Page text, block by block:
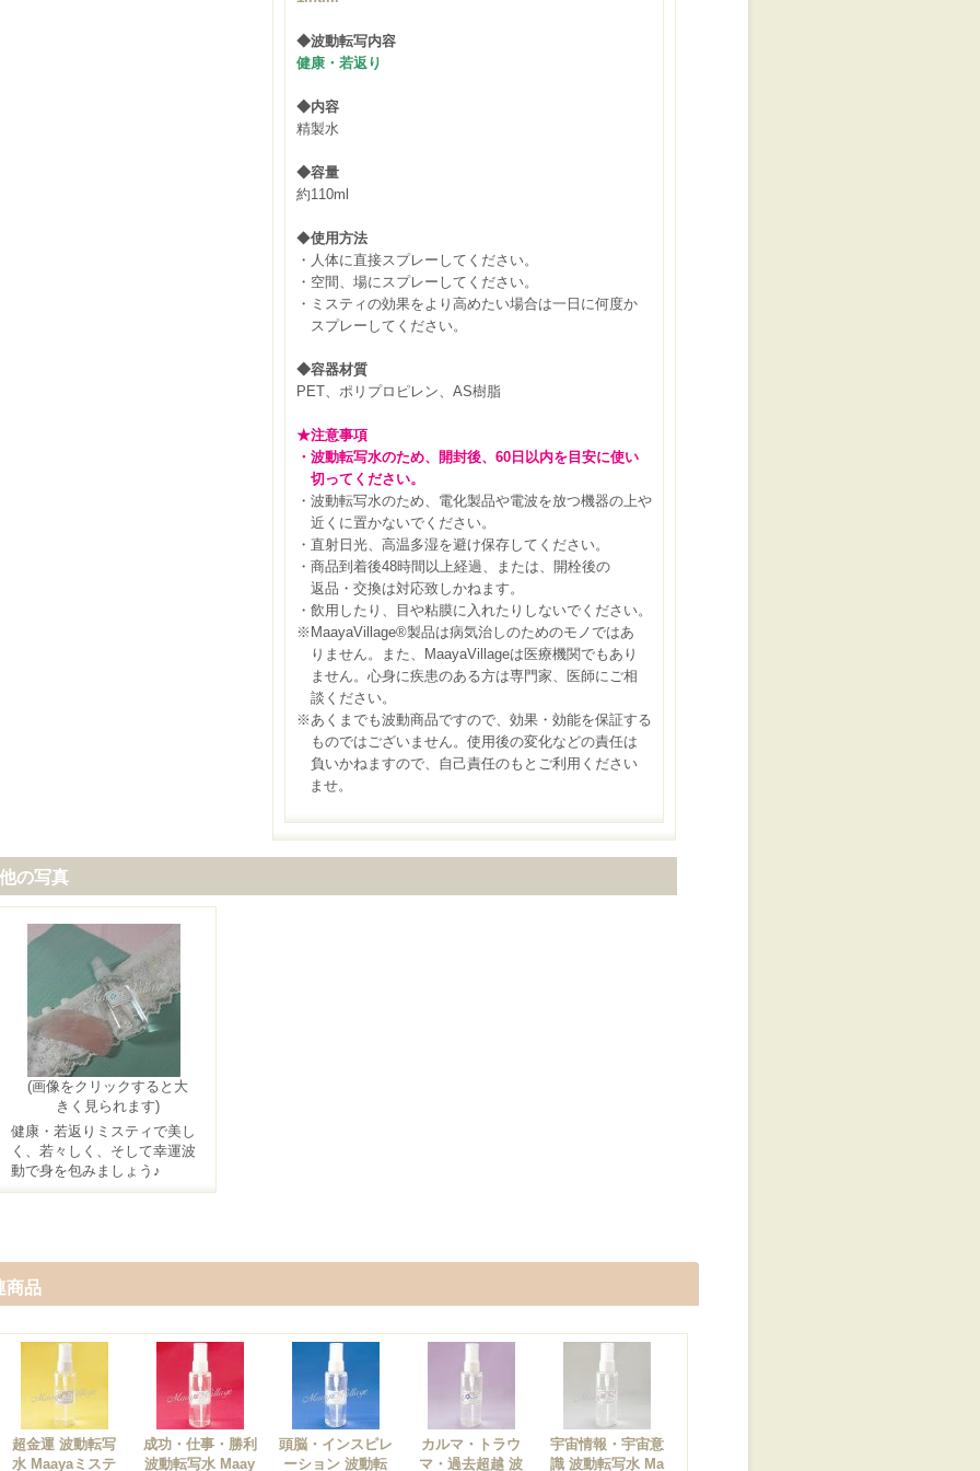
◆波動転写内容
健康・若返り
◆内容
精製水
◆容量
約110ml
◆使用方法
・人体に直接スプレーしてください。
・空間、場にスプレーしてください。
・ミスティの効果をより高めたい場合は一日に何度か
スプレーしてください。
◆容器材質
PET、ポリプロピレン、AS樹脂
★注意事項
・波動転写水のため、開封後、60日以内を目安に使い
切ってください。
・波動転写水のため、電化製品や電波を放つ機器の上や
近くに置かないでください。
・直射日光、高温多湿を避け保存してください。
・商品到着後48時間以上経過、または、開栓後の
返品・交換は対応致しかねます。
・飲用したり、目や粘膜に入れたりしないでください。
※MaayaVillage®製品は病気治しのためのモノではあ
りません。また、MaayaVillageは医療機関でもあり
ません。心身に疾患のある方は専門家、医師にご相
談ください。
※あくまでも波動商品ですので、効果・効能を保証する
ものではございません。使用後の変化などの責任は
負いかねますので、自己責任のもとご利用ください
ま せ。
他の写真
(画像をクリックすると大
きく見られます)
健康・若返りミスティで美し
く、若々しく、そして幸運波
動で身を包みましょう♪
商品
超金運 波動転写
水 Maayaミステ
成功・仕事・勝利
波動転写水 Maay
頭脳・インスピレ
ーション 波動転
カルマ・トラウ
マ・過去超越 波
宇宙情報・宇宙意
識 波動転写水 Ma